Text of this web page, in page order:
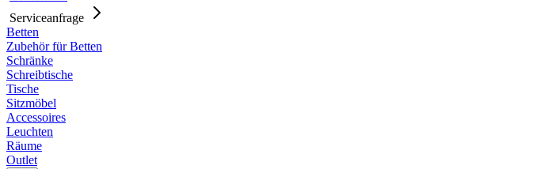
Serviceanfrage
Betten
Zubehör für Betten
Schränke
Schreibtische
Tische
Sitzmöbel
Accessoires
Leuchten
Räume
Outlet